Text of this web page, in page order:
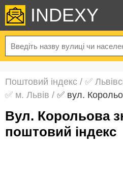
INDEXY
Поштовий індекс / ✅
✅ м. Львів / ✅ вул.
вул. Корольова знайти
поштовий індекс